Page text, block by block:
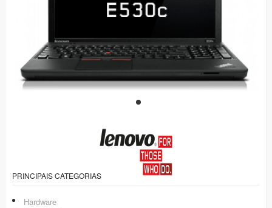
PRINCIPAIS CATEGORIAS
Hardware